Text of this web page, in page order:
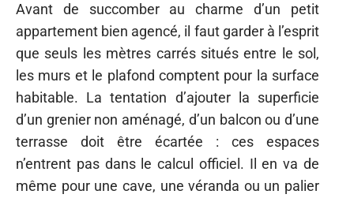
Avant de succomber au charme d’un petit
appartement bien agencé, il faut garder à l’esprit
que seuls les mètres carrés situés entre le sol,
les murs et le plafond comptent pour la surface
habitable. La tentation d’ajouter la superficie
d’un grenier non aménagé, d’un balcon ou d’une
terrasse doit être écartée : ces espaces
n’entrent pas dans le calcul officiel. Il en va de
même pour une cave, une véranda ou un palier